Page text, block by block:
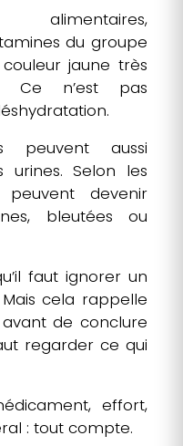
alimentaires,
du groupe
jaune très
Ce n’est pas
peuvent aussi
Selon les
peuvent devenir
bleutées ou
faut ignorer un
cela rappelle
de conclure
regarder ce qui
effort,
: tout compte.